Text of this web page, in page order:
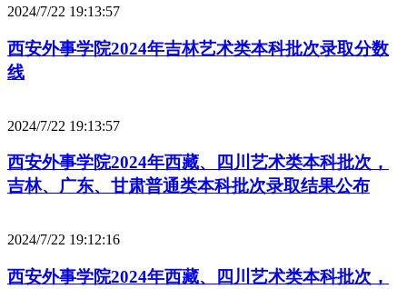
2024/7/22 19:13:57
西安外事学院2024年吉林艺术类本科批次录取分数
线
2024/7/22 19:13:57
西安外事学院2024年西藏、四川艺术类本科批次，
吉林、广东、甘肃普通类本科批次录取结果公布
2024/7/22 19:12:16
西安外事学院2024年西藏、四川艺术类本科批次，